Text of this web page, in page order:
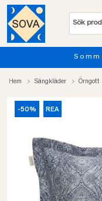
Hem Sängkläder Örngott
-50% REA